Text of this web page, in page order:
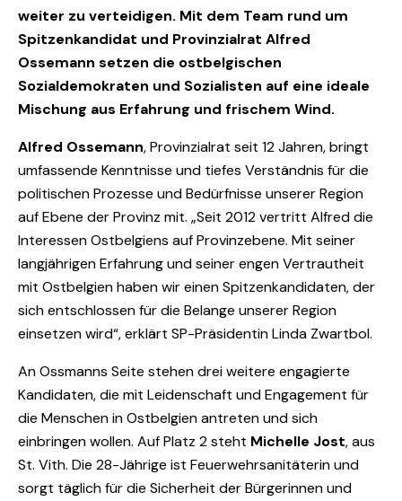
weiter zu verteidigen. Mit dem Team rund um
Spitzenkandidat und Provinzialrat Alfred
Ossemann setzen die ostbelgischen
Sozialdemokraten und Sozialisten auf eine ideale
Mischung aus Erfahrung und frischem Wind.
Alfred Ossemann, Provinzialrat seit 12 Jahren, bringt
umfassende Kenntnisse und tiefes Verständnis für die
politischen Prozesse und Bedürfnisse unserer Region
auf Ebene der Provinz mit. „Seit 2012 vertritt Alfred die
Interessen Ostbelgiens auf Provinzebene. Mit seiner
langjährigen Erfahrung und seiner engen Vertrautheit
mit Ostbelgien haben wir einen Spitzenkandidaten, der
sich entschlossen für die Belange unserer Region
einsetzen wird“, erklärt SP-Präsidentin Linda Zwartbol.
An Ossmanns Seite stehen drei weitere engagierte
Kandidaten, die mit Leidenschaft und Engagement für
die Menschen in Ostbelgien antreten und sich
einbringen wollen. Auf Platz 2 steht Michelle Jost, aus
St. Vith. Die 28-Jährige ist Feuerwehrsanitäterin und
sorgt täglich für die Sicherheit der Bürgerinnen und